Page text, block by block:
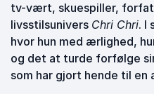
tv-vært, skuespiller,
livsstilsunivers Chri Chri. I
hvor hun med ærlighed,
og det at turde forfølge
som har gjort hende til en